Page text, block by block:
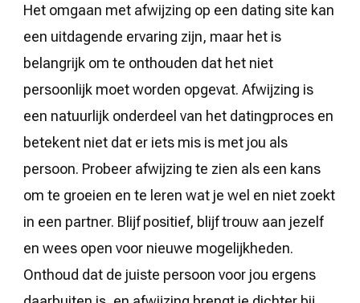
Het omgaan met afwijzing op een dating site kan
een uitdagende ervaring zijn, maar het is
belangrijk om te onthouden dat het niet
persoonlijk moet worden opgevat. Afwijzing is
een natuurlijk onderdeel van het datingproces en
betekent niet dat er iets mis is met jou als
persoon. Probeer afwijzing te zien als een kans
om te groeien en te leren wat je wel en niet zoekt
in een partner. Blijf positief, blijf trouw aan jezelf
en wees open voor nieuwe mogelijkheden.
Onthoud dat de juiste persoon voor jou ergens